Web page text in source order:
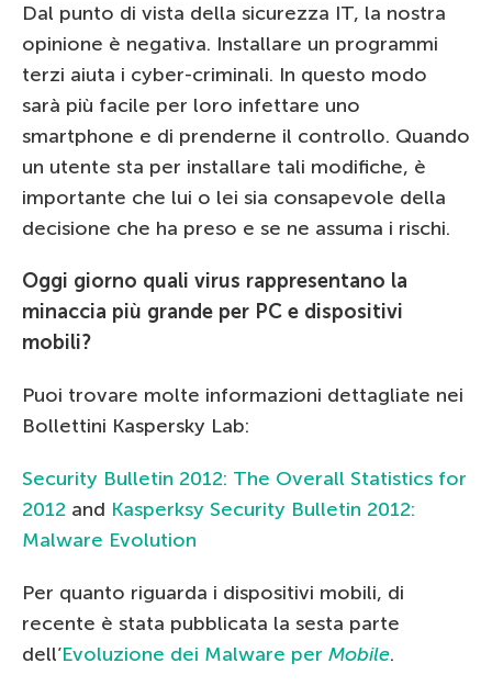
Dal punto di vista della sicurezza IT, la nostra
opinione è negativa. Installare un programmi
terzi aiuta i cyber-criminali. In questo modo
sarà più facile per loro infettare uno
smartphone e di prenderne il controllo. Quando
un utente sta per installare tali modifiche, è
importante che lui o lei sia consapevole della
decisione che ha preso e se ne assuma i rischi.
Oggi giorno quali virus rappresentano la
minaccia più grande per PC e dispositivi
mobili?
Puoi trovare molte informazioni dettagliate nei
Bollettini Kaspersky Lab:
Security Bulletin 2012: The Overall Statistics for
2012 and Kasperksy Security Bulletin 2012:
Malware Evolution
Per quanto riguarda i dispositivi mobili, di
recente è stata pubblicata la sesta parte
dell’Evoluzione dei Malware per Mobile.